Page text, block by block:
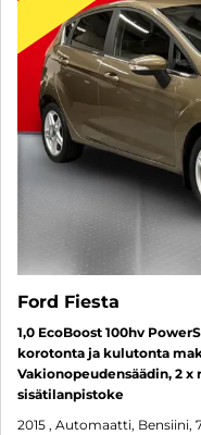
Ford Fiesta
1,0 EcoBoost 100hv
korotonta ja kulutonta
Vakionopeudensäädin, 2
sisätilanpistoke
2015 , Automaatti, Bensiini,